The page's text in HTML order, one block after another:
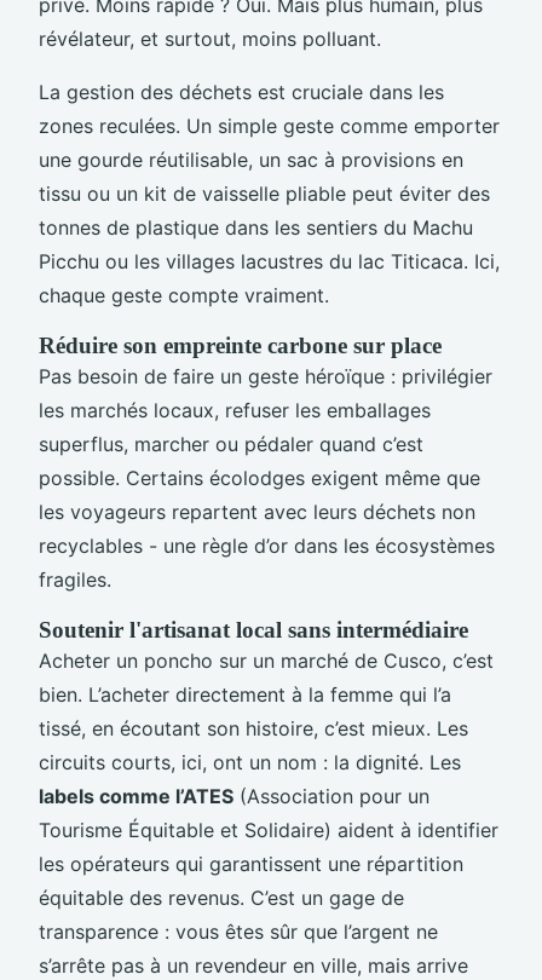
privé. Moins rapide ? Oui. Mais plus humain, plus
révélateur, et surtout, moins polluant.
La gestion des déchets est cruciale dans les
zones reculées. Un simple geste comme emporter
une gourde réutilisable, un sac à provisions en
tissu ou un kit de vaisselle pliable peut éviter des
tonnes de plastique dans les sentiers du Machu
Picchu ou les villages lacustres du lac Titicaca. Ici,
chaque geste compte vraiment.
Réduire son empreinte carbone sur place
Pas besoin de faire un geste héroïque : privilégier
les marchés locaux, refuser les emballages
superflus, marcher ou pédaler quand c’est
possible. Certains écolodges exigent même que
les voyageurs repartent avec leurs déchets non
recyclables - une règle d’or dans les écosystèmes
fragiles.
Soutenir l'artisanat local sans intermédiaire
Acheter un poncho sur un marché de Cusco, c’est
bien. L’acheter directement à la femme qui l’a
tissé, en écoutant son histoire, c’est mieux. Les
circuits courts, ici, ont un nom : la dignité. Les
labels comme l’ATES (Association pour un
Tourisme Équitable et Solidaire) aident à identifier
les opérateurs qui garantissent une répartition
équitable des revenus. C’est un gage de
transparence : vous êtes sûr que l’argent ne
s’arrête pas à un revendeur en ville, mais arrive